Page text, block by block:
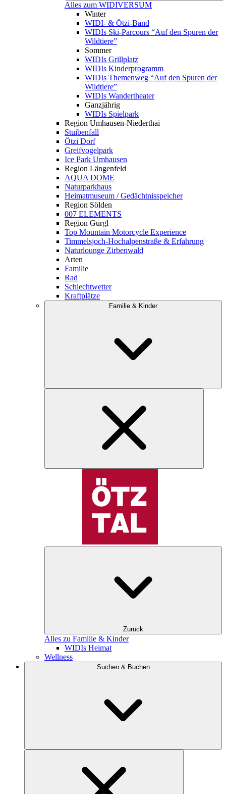
Alles zum WIDIVERSUM
Winter
WIDI- & Ötzi-Band
WIDIs Ski-Parcours “Auf den Spuren der
Wildtiere”
Sommer
WIDIs Grillplatz
WIDIs Kinderprogramm
WIDIs Themenweg “Auf den Spuren der
Wildtiere”
WIDIs Wandertheater
Ganzjährig
WIDIs Spielpark
Region Umhausen-Niederthai
Stuibenfall
Ötzi Dorf
Greifvogelpark
Ice Park Umhausen
Region Längenfeld
AQUA DOME
Naturparkhaus
Heimatmuseum / Gedächtnisspeicher
Region Sölden
007 ELEMENTS
Region Gurgl
Top Mountain Motorcycle Experience
Timmelsjoch-Hochalpenstraße & Erfahrung
Naturlounge Zirbenwald
Arten
Familie
Rad
Schlechtwetter
Kraftplätze
Familie & Kinder
Zurück
Alles zu Familie & Kinder
WIDIs Heimat
Wellness
Suchen & Buchen